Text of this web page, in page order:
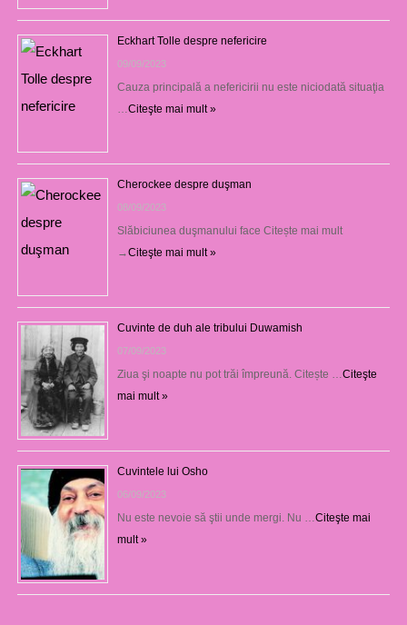
Eckhart Tolle despre nefericire
09/09/2023
Cauza principală a nefericirii nu este niciodată situaţia
Citeşte mai mult »
Cherockee despre duşman
08/09/2023
Slăbiciunea duşmanului face Citește mai mult
→Citeşte mai mult »
Cuvinte de duh ale tribului Duwamish
07/09/2023
Ziua şi noapte nu pot trăi împreună. Citește … Citeşte
mai mult »
Cuvintele lui Osho
06/09/2023
Nu este nevoie să ştii unde mergi. Nu … Citeşte mai
mult »